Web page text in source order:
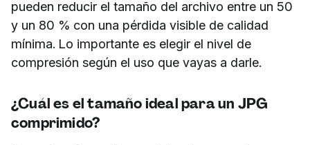
pueden reducir el tamaño del archivo entre un 50
y un 80 % con una pérdida visible de calidad
mínima. Lo importante es elegir el nivel de
compresión según el uso que vayas a darle.
¿Cuál es el tamaño ideal para un JPG
comprimido?